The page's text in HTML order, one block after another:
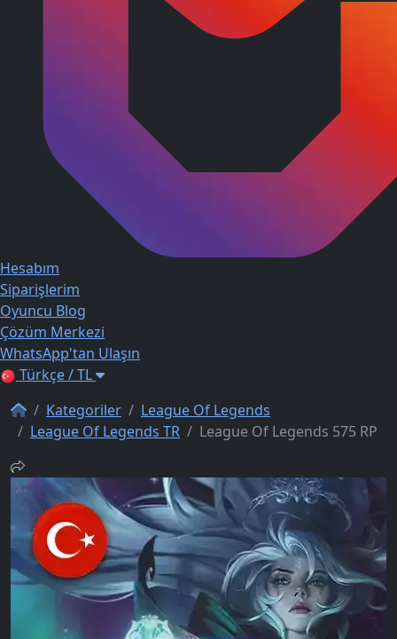
Hesabım
Siparişlerim
Oyuncu Blog
Çözüm Merkezi
WhatsApp'tan Ulaşın
Türkçe / TL
Kategoriler
League Of Legends
League Of Legends TR
League Of Legends 575 RP